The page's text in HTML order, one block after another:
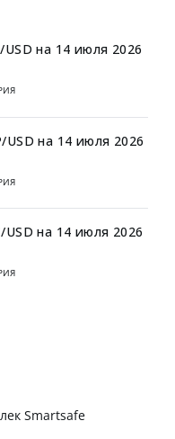
на 14 июля 2026
USD на 14 июля 2026
на 14 июля 2026
Smartsafe